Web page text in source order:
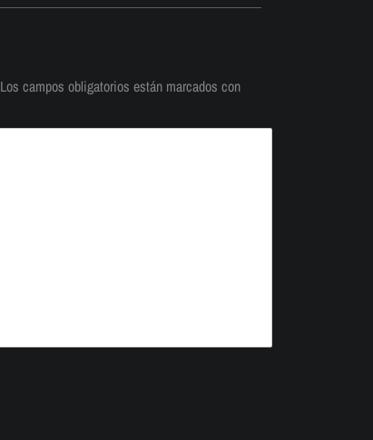
Los campos obligatorios están marcados con